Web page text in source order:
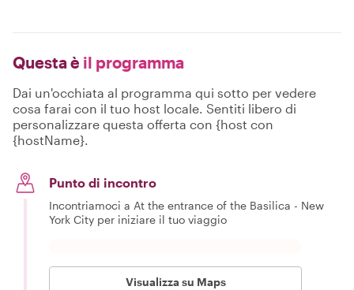
Questa è il programma
Dai un'occhiata al programma qui sotto per vedere
cosa farai con il tuo host locale. Sentiti libero di
personalizzare questa offerta con {host con
{hostName}.
Punto di incontro
Incontriamoci a At the entrance of the Basilica - New
York City per iniziare il tuo viaggio
Visualizza su Maps